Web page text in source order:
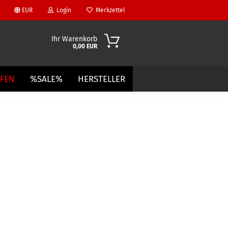
EUR Login Merkzettel
Ihr Warenkorb
0,00 EUR
%SALE% HERSTELLER